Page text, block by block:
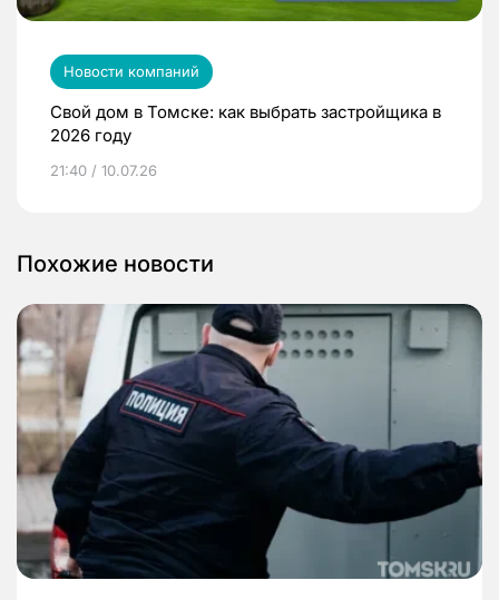
Новости компаний
Свой дом в Томске: как выбрать застройщика в
2026 году
21:40 / 10.07.26
Похожие новости